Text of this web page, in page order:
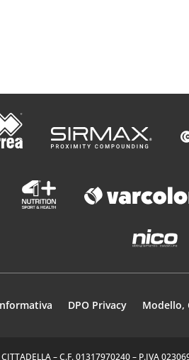
DPO Privacy Modello,
– C.F. 01317970240 – P.IVA